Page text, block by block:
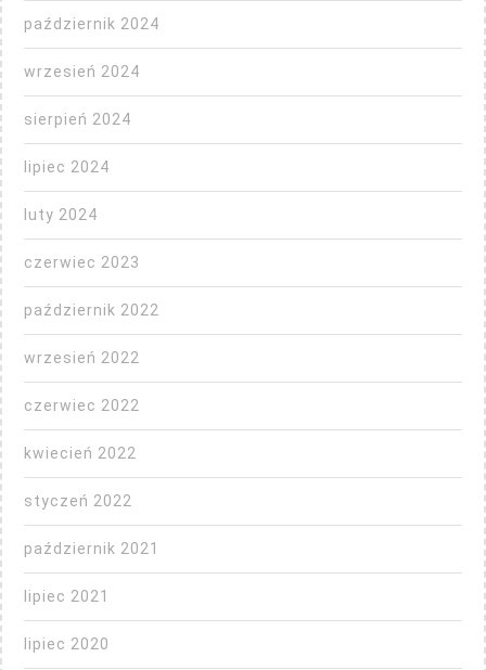
październik 2024
wrzesień 2024
sierpień 2024
lipiec 2024
luty 2024
czerwiec 2023
październik 2022
wrzesień 2022
czerwiec 2022
kwiecień 2022
styczeń 2022
październik 2021
lipiec 2021
lipiec 2020